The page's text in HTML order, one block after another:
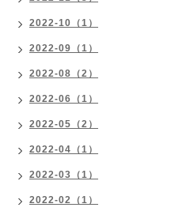
2022-10（1）
2022-09（1）
2022-08（2）
2022-06（1）
2022-05（2）
2022-04（1）
2022-03（1）
2022-02（1）